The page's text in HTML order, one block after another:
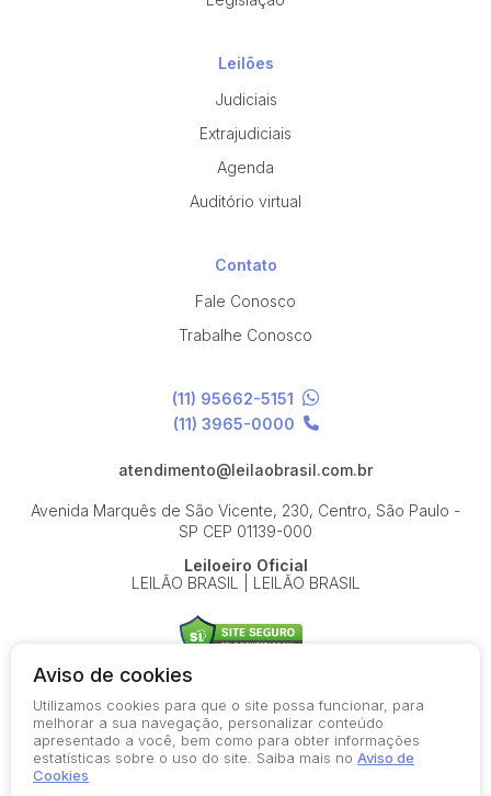
Leilões
Judiciais
Extrajudiciais
Agenda
Auditório virtual
Contato
Fale Conosco
Trabalhe Conosco
(11) 95662-5151
(11) 3965-0000
atendimento@leilaobrasil.com.br
Avenida Marquês de São Vicente, 230, Centro, São Paulo -
SP CEP 01139-000
Leiloeiro Oficial
LEILÃO BRASIL | LEILÃO BRASIL
© 2026-present - Todos os direitos reservados
Política de Privacidade
Aviso de cookies
Utilizamos cookies para que o site possa funcionar, para
melhorar a sua navegação, personalizar conteúdo
apresentado a você, bem como para obter informações
estatísticas sobre o uso do site. Saiba mais no Aviso de
Cookies